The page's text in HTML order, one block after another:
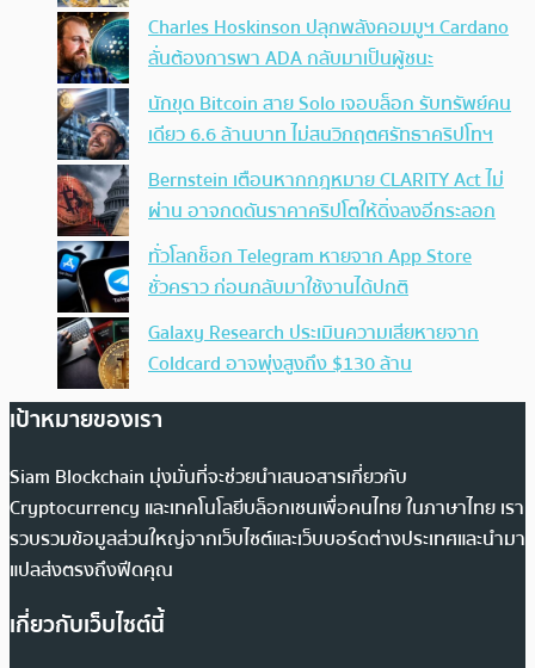
Charles Hoskinson ปลุกพลังคอมมูฯ Cardano
ลั่นต้องการพา ADA กลับมาเป็นผู้ชนะ
นักขุด Bitcoin สาย Solo เจอบล็อก รับทรัพย์คน
เดียว 6.6 ล้านบาท ไม่สนวิกฤตศรัทธาคริปโทฯ
Bernstein เตือนหากกฎหมาย CLARITY Act ไม่
ผ่าน อาจกดดันราคาคริปโตให้ดิ่งลงอีกระลอก
ทั่วโลกช็อก Telegram หายจาก App Store
ชั่วคราว ก่อนกลับมาใช้งานได้ปกติ
Galaxy Research ประเมินความเสียหายจาก
Coldcard อาจพุ่งสูงถึง $130 ล้าน
เป้าหมายของเรา
Siam Blockchain มุ่งมั่นที่จะช่วยนำเสนอสารเกี่ยวกับ
Cryptocurrency และเทคโนโลยีบล็อกเชนเพื่อคนไทย ในภาษาไทย เรา
รวบรวมข้อมูลส่วนใหญ่จากเว็บไซต์และเว็บบอร์ดต่างประเทศและนำมา
แปลส่งตรงถึงฟีดคุณ
เกี่ยวกับเว็บไซต์นี้